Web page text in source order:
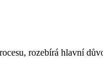
rozebírá hlavní